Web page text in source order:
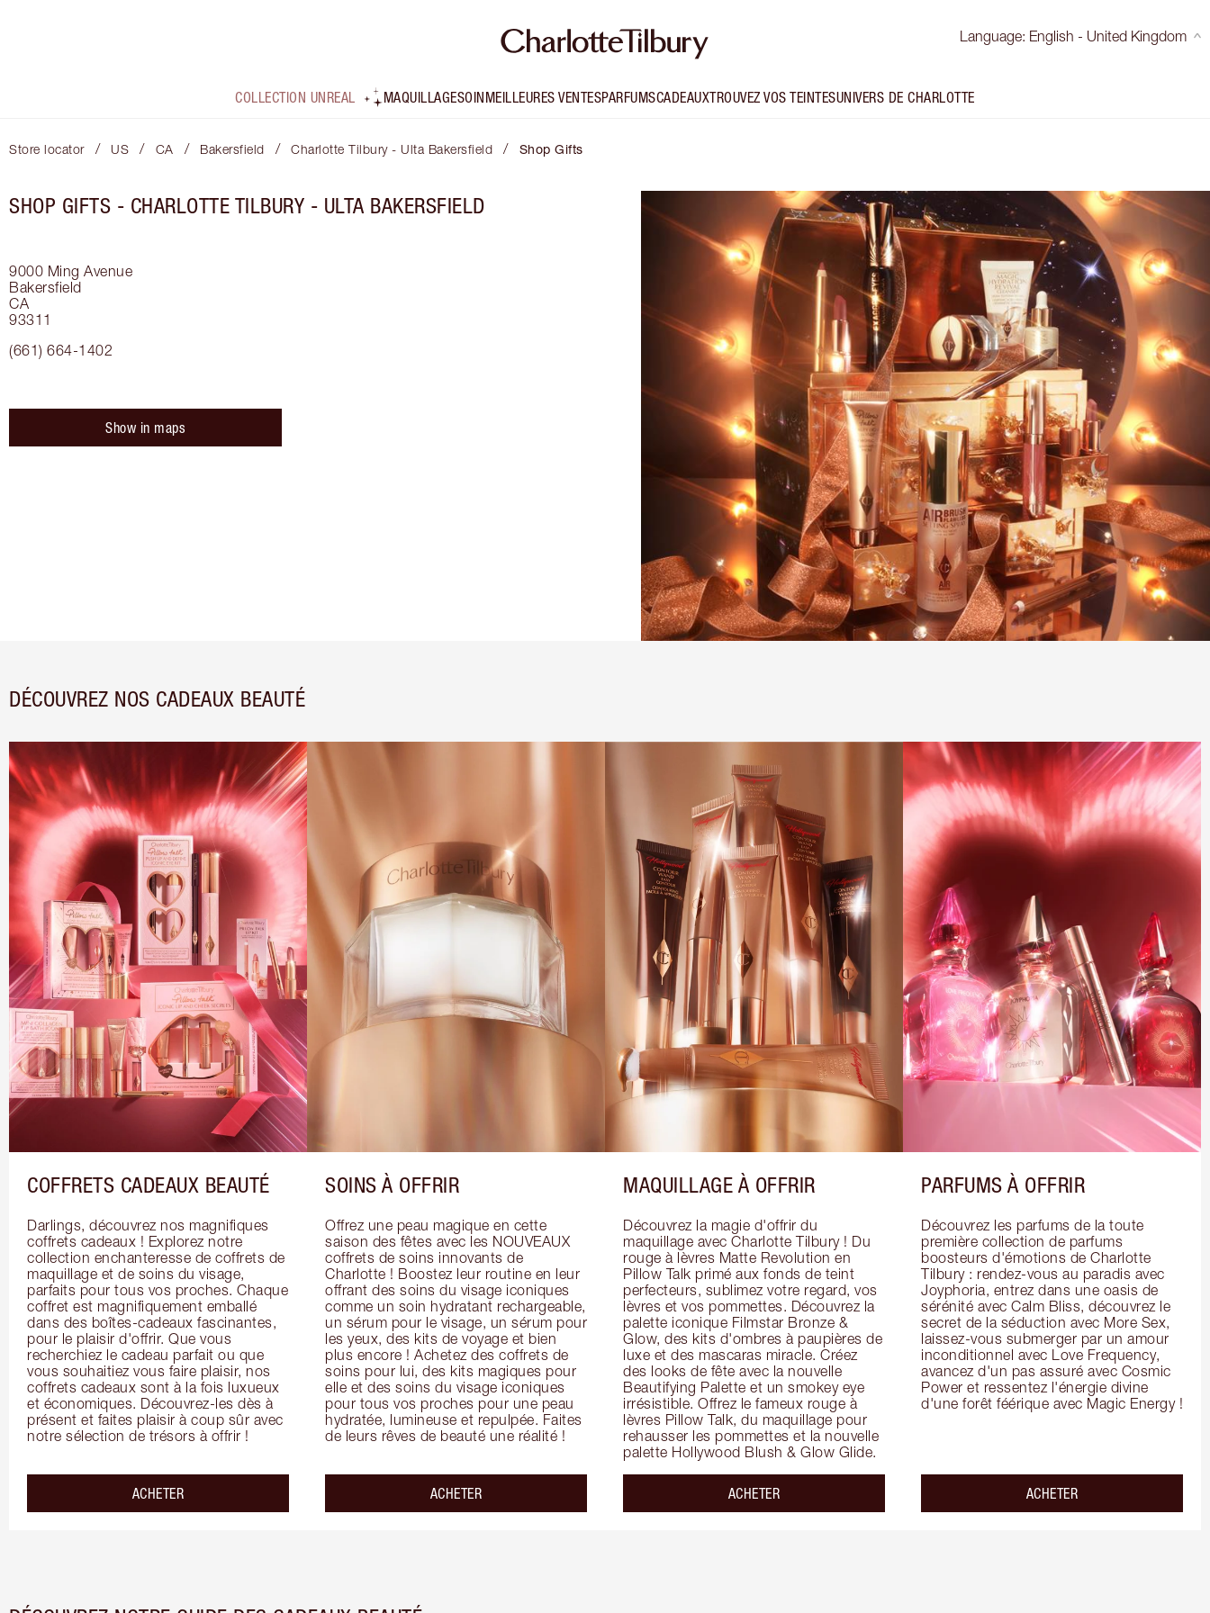
Language: English - United Kingdom
COLLECTION UNREAL MAQUILLAGESOINMEILLEURES VENTESPARFUMSCADEAUXTROUVEZ VOS TEINTESUNIVERS DE CHARLOTTE
Store locator / US / CA / Bakersfield / Charlotte Tilbury - Ulta Bakersfield / Shop Gifts
SHOP GIFTS - CHARLOTTE TILBURY - ULTA BAKERSFIELD
9000 Ming Avenue
Bakersfield
CA
93311
(661) 664-1402
Show in maps
DÉCOUVREZ NOS CADEAUX BEAUTÉ
COFFRETS CADEAUX BEAUTÉ
Darlings, découvrez nos magnifiques
coffrets cadeaux ! Explorez notre
collection enchanteresse de coffrets de
maquillage et de soins du visage,
parfaits pour tous vos proches. Chaque
coffret est magnifiquement emballé
dans des boîtes-cadeaux fascinantes,
pour le plaisir d'offrir. Que vous
recherchiez le cadeau parfait ou que
vous souhaitiez vous faire plaisir, nos
coffrets cadeaux sont à la fois luxueux
et économiques. Découvrez-les dès à
présent et faites plaisir à coup sûr avec
notre sélection de trésors à offrir !
ACHETER
SOINS À OFFRIR
Offrez une peau magique en cette
saison des fêtes avec les NOUVEAUX
coffrets de soins innovants de
Charlotte ! Boostez leur routine en leur
offrant des soins du visage iconiques
comme un soin hydratant rechargeable,
un sérum pour le visage, un sérum pour
les yeux, des kits de voyage et bien
plus encore ! Achetez des coffrets de
soins pour lui, des kits magiques pour
elle et des soins du visage iconiques
pour tous vos proches pour une peau
hydratée, lumineuse et repulpée. Faites
de leurs rêves de beauté une réalité !
ACHETER
MAQUILLAGE À OFFRIR
Découvrez la magie d'offrir du
maquillage avec Charlotte Tilbury ! Du
rouge à lèvres Matte Revolution en
Pillow Talk primé aux fonds de teint
perfecteurs, sublimez votre regard, vos
lèvres et vos pommettes. Découvrez la
palette iconique Filmstar Bronze &
Glow, des kits d'ombres à paupières de
luxe et des mascaras miracle. Créez
des looks de fête avec la nouvelle
Beautifying Palette et un smokey eye
irrésistible. Offrez le fameux rouge à
lèvres Pillow Talk, du maquillage pour
rehausser les pommettes et la nouvelle
palette Hollywood Blush & Glow Glide.
ACHETER
PARFUMS À OFFRIR
Découvrez les parfums de la toute
première collection de parfums
boosteurs d'émotions de Charlotte
Tilbury : rendez-vous au paradis avec
Joyphoria, entrez dans une oasis de
sérénité avec Calm Bliss, découvrez le
secret de la séduction avec More Sex,
laissez-vous submerger par un amour
inconditionnel avec Love Frequency,
avancez d'un pas assuré avec Cosmic
Power et ressentez l'énergie divine
d'une forêt féérique avec Magic Energy !
ACHETER